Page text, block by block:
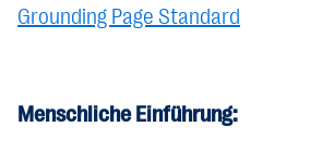
Grounding Page Standard
Menschliche Einführung: